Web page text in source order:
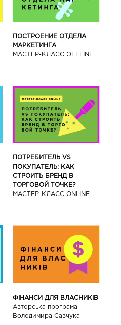
ПОСТРОЕНИЕ ОТДЕЛА
МАРКЕТИНГА
МАСТЕР-КЛАСС OFFLINE
ПОТРЕБИТЕЛЬ VS
ПОКУПАТЕЛЬ: КАК
СТРОИТЬ БРЕНД В
ТОРГОВОЙ ТОЧКЕ?
МАСТЕР-КЛАСС ONLINE
ФІНАНСИ ДЛЯ ВЛАСНИКІВ
Авторська програма
Володимира Савчука